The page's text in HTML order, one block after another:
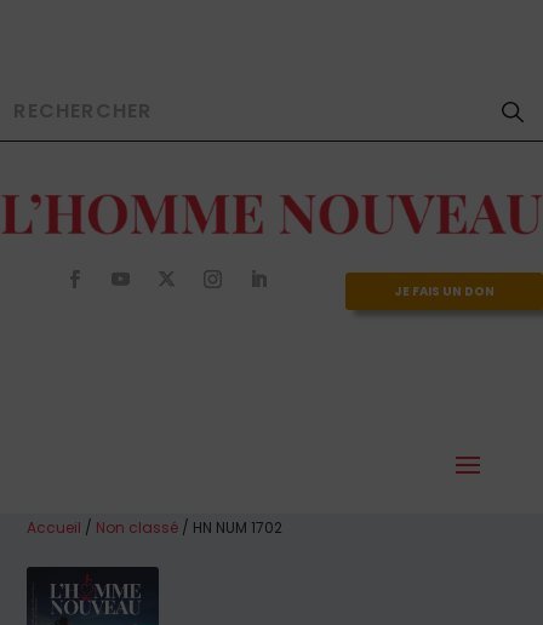
JE FAIS UN DON
Accueil / Non classé / HN NUM 1702